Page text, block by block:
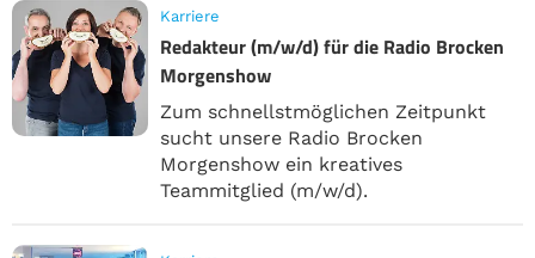
Karriere
Redakteur (m/w/d) für die Radio Brocken
Morgenshow
Zum schnellstmöglichen Zeitpunkt
sucht unsere Radio Brocken
Morgenshow ein kreatives
Teammitglied (m/w/d).